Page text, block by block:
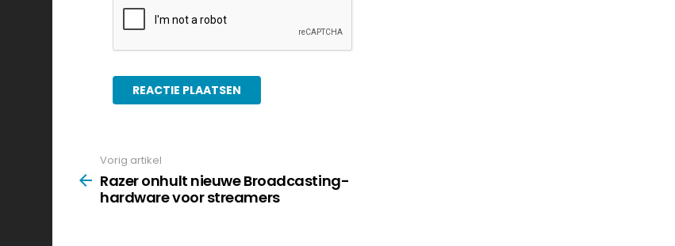
more
Vorig artikel
Razer onhult nieuwe Broadcasting-
hardware voor streamers